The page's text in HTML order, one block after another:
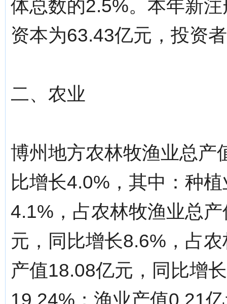
体总数的2.5%。本年新
资本为63.43亿元，投资
二、农业
博州地方农林牧渔业总产
比增长4.0%，其中：种
4.1%，占农林牧渔业总
元，同比增长8.6%，占
产值18.08亿元，同比增
19.24%；渔业产值0.21